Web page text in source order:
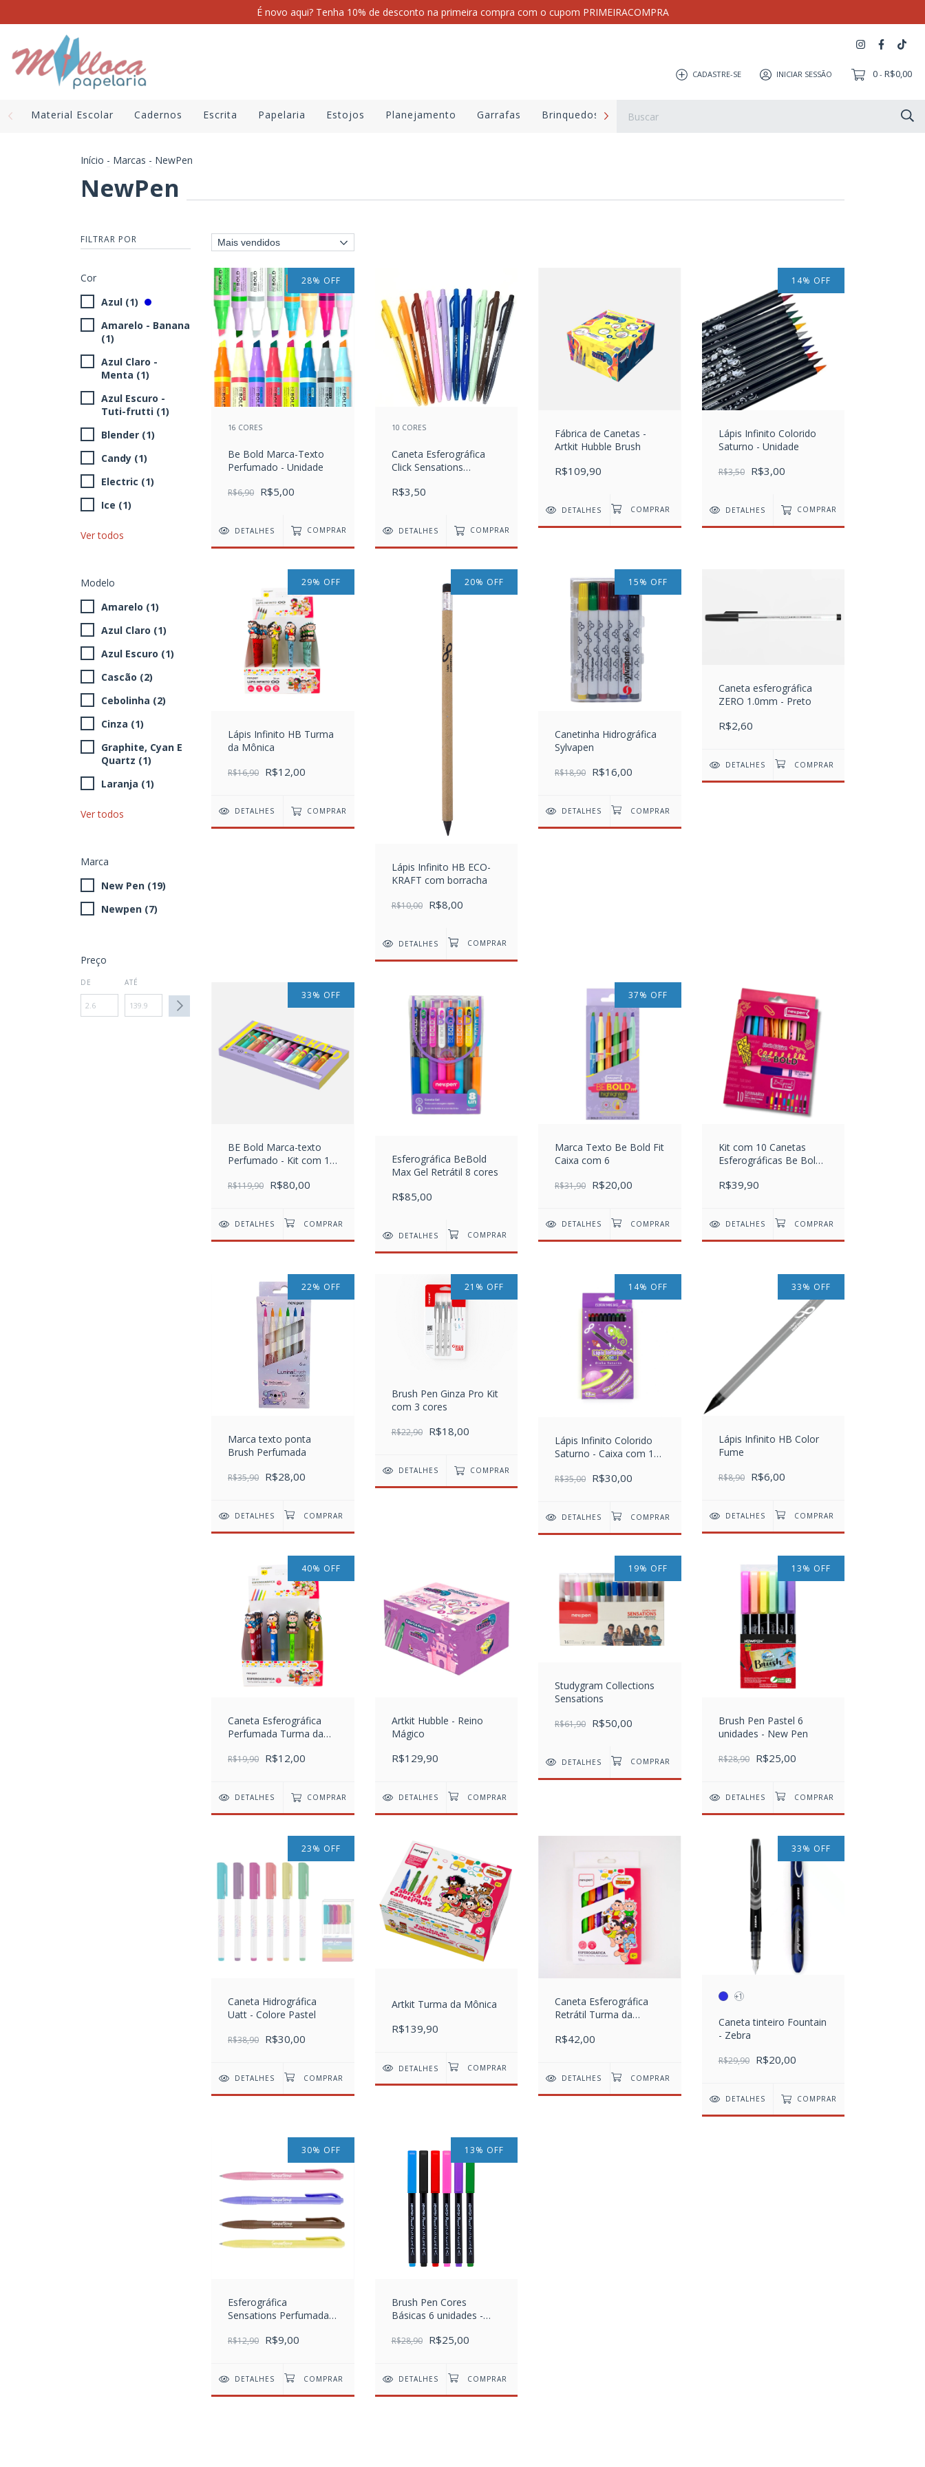
É novo aqui? Tenha 10% de desconto na primeira compra com o cupom PRIMEIRACOMPRA
CADASTRE-SE INICIAR SESSÃO 0 - R$0,00
Material Escolar Cadernos Escrita Papelaria Estojos Planejamento Garrafas Brinquedos Artesanato Eletrônicos
Início - Marcas - NewPen
NewPen
FILTRAR POR
Cor
Azul (1)
Amarelo - Banana
(1)
Azul Claro -
Menta (1)
Azul Escuro -
Tuti-frutti (1)
Blender (1)
Candy (1)
Electric (1)
Ice (1)
Ver todos
Modelo
Amarelo (1)
Azul Claro (1)
Azul Escuro (1)
Cascão (2)
Cebolinha (2)
Cinza (1)
Graphite, Cyan E
Quartz (1)
Laranja (1)
Ver todos
Marca
New Pen (19)
Newpen (7)
Preço
DE ATÉ
28% OFF
16 CORES
Be Bold Marca-Texto
Perfumado - Unidade
R$6,90 R$5,00
DETALHES COMPRAR
10 CORES
Caneta Esferográfica
Click Sensations
R$3,50
DETALHES COMPRAR
Fábrica de Canetas -
Artkit Hubble Brush
R$109,90
DETALHES
14% OFF
Lápis Infinito Colorido
Saturno - Unidade
R$3,50 R$3,00
DETALHES COMPRAR
29% OFF
Lápis Infinito HB Turma
da Mônica
R$16,90 R$12,00
DETALHES COMPRAR
20% OFF
Lápis Infinito HB ECO-
KRAFT com borracha
R$10,00 R$8,00
DETALHES
15% OFF
Canetinha Hidrográfica
Sylvapen
R$18,90 R$16,00
DETALHES
Caneta esferográfica
ZERO 1.0mm - Preto
R$2,60
DETALHES
33% OFF
BE Bold Marca-texto
Perfumado - Kit com 16
R$119,90 R$80,00
DETALHES
Esferográfica BeBold
Max Gel Retrátil 8 cores
R$85,00
DETALHES
37% OFF
Marca Texto Be Bold Fit
Caixa com 6
R$31,90 R$20,00
DETALHES
Kit com 10 Canetas
Esferográficas Be Bold
Perfumadas 0.7 mm
R$39,90
DETALHES
22% OFF
Marca texto ponta
Brush Perfumada
R$35,90 R$28,00
DETALHES
21 % OFF
Brush Pen Ginza Pro Kit
com 3 cores
R$22,90 R$18,00
DETALHES COMPRAR
14% OFF
Lápis Infinito Colorido
Saturno - Caixa com 12
R$35,00 R$30,00
DETALHES
33% OFF
Lápis Infinito HB Color
Fume
R$8,90 R$6,00
DETALHES
40% OFF
Caneta Esferográfica
Perfumada Turma da
R$19,90 R$12,00
DETALHES COMPRAR
Artkit Hubble - Reino
Mágico
R$129,90
DETALHES
19% OFF
Studygram Collections
Sensations
R$61,90 R$50,00
DETALHES
13% OFF
Brush Pen Pastel 6
unidades - New Pen
R$28,90 R$25,00
DETALHES
23% OFF
Caneta Hidrográfica
Uatt - Colore Pastel
R$38,90 R$30,00
DETALHES
Artkit Turma da Mônica
R$139,90
DETALHES
Caneta Esferográfica
Retrátil Turma da
R$42,00
DETALHES
33% OFF
+1
Caneta tinteiro Fountain
- Zebra
R$29,90 R$20,00
DETALHES COMPRAR
30% OFF
Esferográfica
Sensations Perfumada
R$12,90 R$9,00
DETALHES
13% OFF
Brush Pen Cores
Básicas 6 unidades -
R$28,90 R$25,00
DETALHES